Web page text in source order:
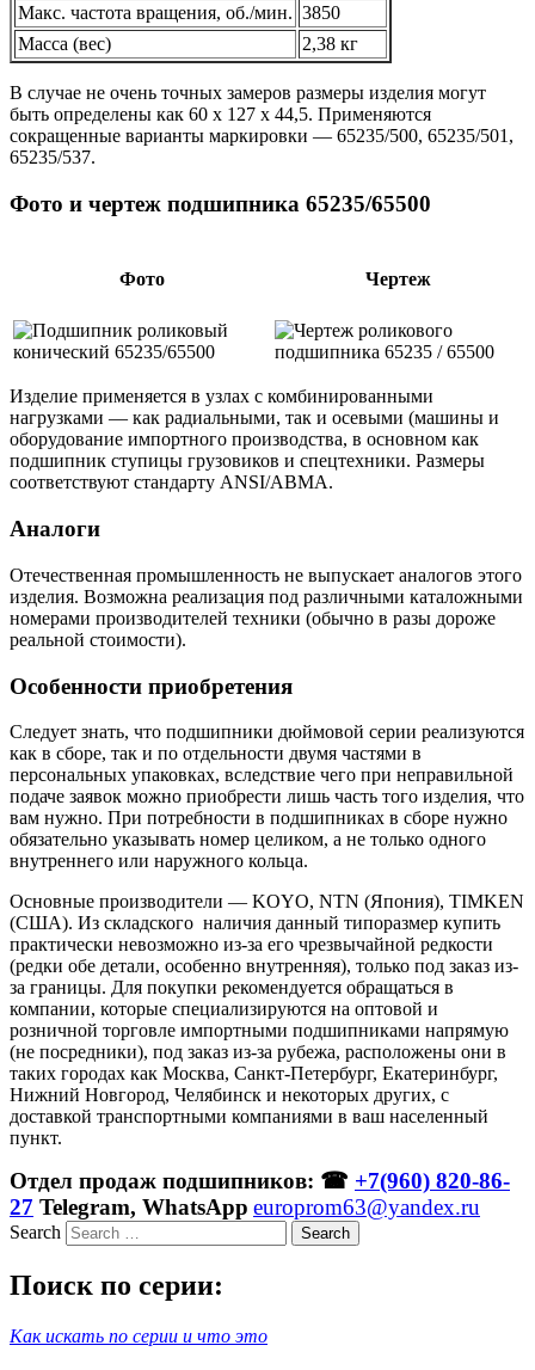
Макс. частота вращения, об./мин. 3850
Масса (вес)
2,38 кг
В случае не очень точных замеров размеры изделия могут
быть определены как 60 х 127 х 44,5. Применяются
сокращенные варианты маркировки — 65235/500, 65235/501,
65235/537.
Фото и чертеж подшипника 65235/65500
Фото Чертеж
Изделие применяется в узлах с комбинированными
нагрузками — как радиальными, так и осевыми (машины и
оборудование импортного производства, в основном как
подшипник ступицы грузовиков и спецтехники. Размеры
соответствуют стандарту ANSI/ABMA.
Аналоги
Отечественная промышленность не выпускает аналогов этого
изделия. Возможна реализация под различными каталожными
номерами производителей техники (обычно в разы дороже
реальной стоимости).
Особенности приобретения
Следует знать, что подшипники дюймовой серии реализуются
как в сборе, так и по отдельности двумя частями в
персональных упаковках, вследствие чего при неправильной
подаче заявок можно приобрести лишь часть того изделия, что
вам нужно. При потребности в подшипниках в сборе нужно
обязательно указывать номер целиком, а не только одного
внутреннего или наружного кольца.
Основные производители — KOYO, NTN (Япония), TIMKEN
(США). Из складского наличия данный типоразмер купить
практически невозможно из-за его чрезвычайной редкости
(редки обе детали, особенно внутренняя), только под заказ из-
за границы. Для покупки рекомендуется обращаться в
компании, которые специализируются на оптовой и
розничной торговле импортными подшипниками напрямую
(не посредники), под заказ из-за рубежа, расположены они в
таких городах как Москва, Санкт-Петербург, Екатеринбург,
Нижний Новгород, Челябинск и некоторых других, с
доставкой транспортными компаниями в ваш населенный
пункт.
Отдел продаж подшипников: ☎ +7(960) 820-86-
27 Telegram, WhatsApp europrom63@yandex.ru
Search
Поиск по серии:
Как искать по серии и что это